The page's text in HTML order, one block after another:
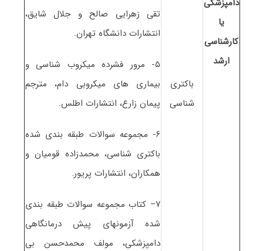
یا
کارشناسی
ارشد
باکتری
شناسی
تقی زهرایی صالح و جلال شایق،
انتشارات دانشگاه تهران.
۵- مرور فشرده میکروب شناسی و
بیماری های میکروبی دام، مترجم
پیمان زارع، انتشارات اطلس.
۶- مجموعه سوالات طبقه بندی شده
باکتری شناسی، محمدزاده قومیان و
همکاران، انتشارات پریور.
۷– کتاب مجموعه سوالات طبقه بندی
شده آزمونهای پیش درمانگاهی
دامپزشکی، مولف محمدحسن بی